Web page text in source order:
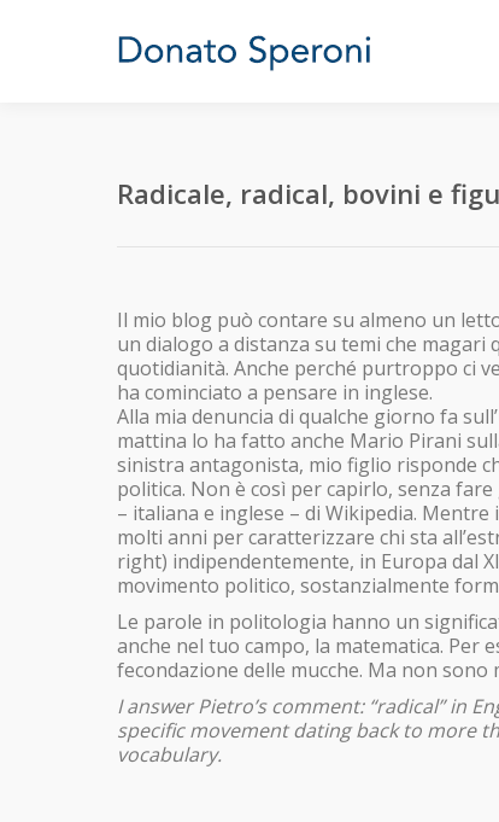
Radicale, radical, bovini e
Il mio blog può contare su almeno un
un dialogo a distanza su temi che
quotidianità. Anche perché purtroppo ci
ha cominciato a pensare in inglese.
Alla mia denuncia di qualche giorno fa
mattina lo ha fatto anche Mario Pirani
sinistra antagonista, mio figlio risponde
politica. Non è così per capirlo, senza
– italiana e inglese – di Wikipedia.
molti anni per caratterizzare chi sta
right) indipendentemente, in Europa dal
movimento politico, sostanzialmente
Le parole in politologia hanno un
anche nel tuo campo, la matematica. Per
fecondazione delle mucche. Ma non sono
I answer Pietro’s comment: “radical” in
specific movement dating back to more
vocabulary.